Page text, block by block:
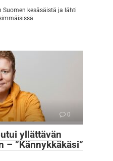
Suomen kesäsäistä ja lähti
0
yllättävän
– ”Kännykkäkäsi”